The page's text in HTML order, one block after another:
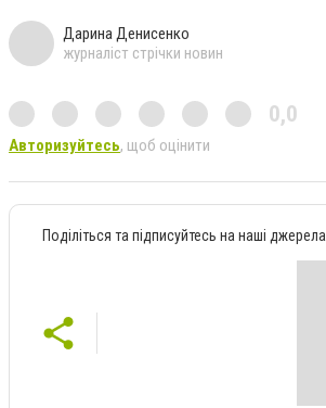
Дарина Денисенко
журналіст стрічки новин
0,0
Авторизуйтесь, щоб оцінити
Поділіться та підписуйтесь на наші джерела